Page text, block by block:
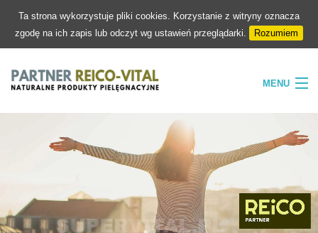
Ta strona wykorzystuje pliki cookies. Korzystanie z witryny oznacza
zgodę na ich zapis lub odczyt wg ustawień przeglądarki.
Rozumiem
MENU
PIELĘGNACJA